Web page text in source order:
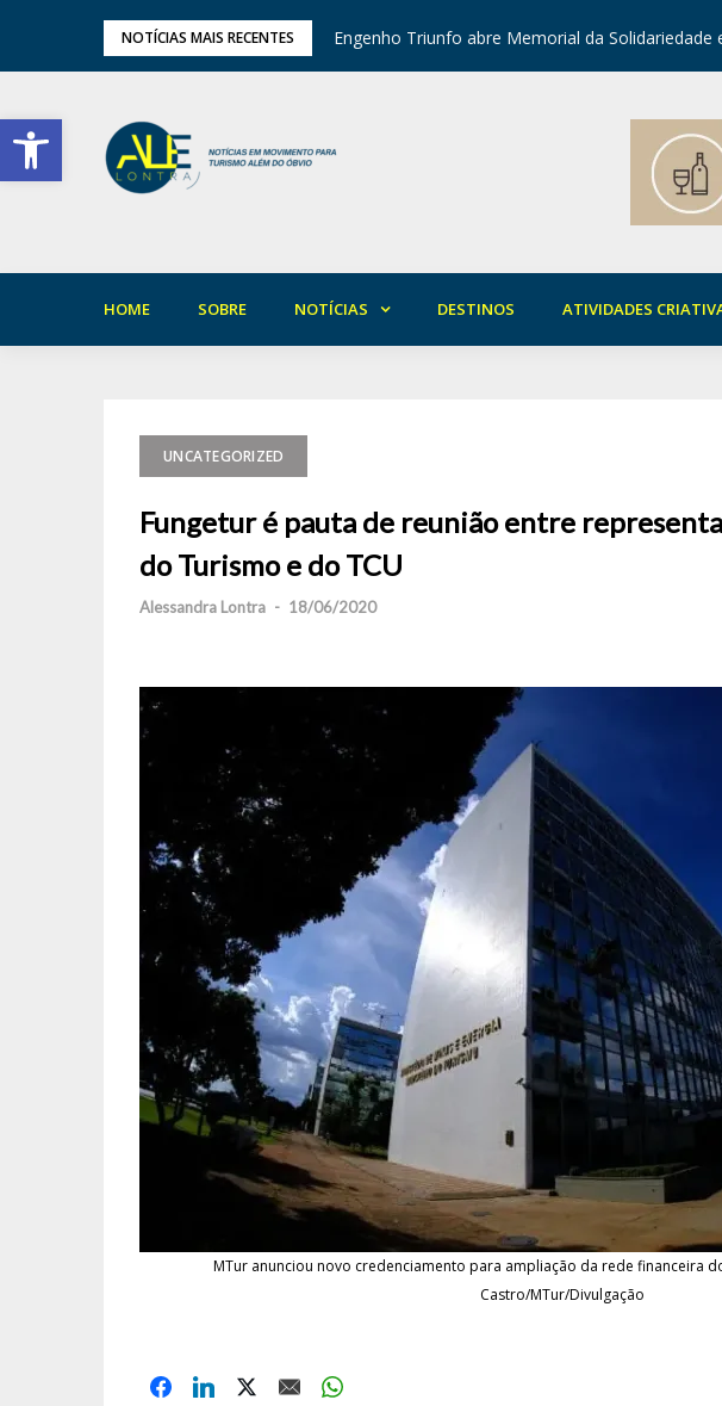
Barra de Ferramentas Aberta
NOTÍCIAS MAIS RECENTES
de Inverno das Serras Engenho Triunfo abre Memorial da Solidariedade
HOME SOBRE NOTÍCIAS DESTINOS ATIVIDADES
UNCATEGORIZED
Fungetur é pauta de reunião entre
do Turismo e do TCU
Alessandra Lontra - 18/06/2020
MTur anunciou novo credenciamento para ampliação da rede financeira
Castro/MTur/Divulgação